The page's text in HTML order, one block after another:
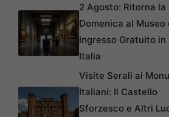
2 Agosto: Ritorna la
Domenica al Museo
Ingresso Gratuito in
Italia
Visite Serali ai
Italiani: Il Castello
Sforzesco e Altri